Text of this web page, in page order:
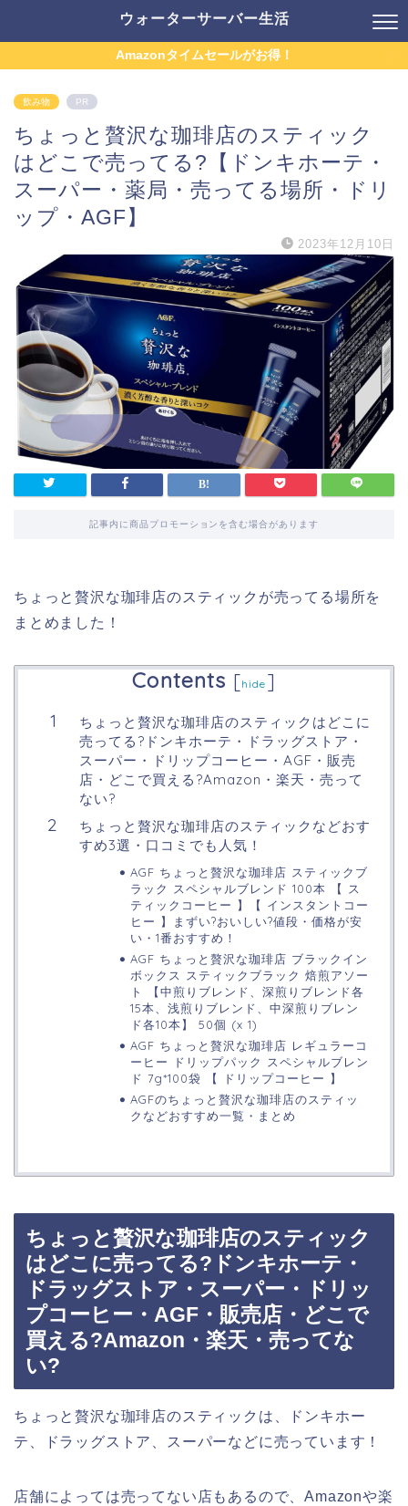
ウォーターサーバー生活
Amazonタイムセールがお得！
飲み物 PR
ちょっと贅沢な珈琲店のスティック
はどこで売ってる?【ドンキホーテ・
スーパー・薬局・売ってる場所・ドリ
ップ・AGF】
2023年12月10日
記事内に商品プロモーションを含む場合があります
ちょっと贅沢な珈琲店のスティックが売ってる場所を
まとめました！
Contents [hide ]
ちょっと贅沢な珈琲店のスティックはどこに
売ってる?ドンキホーテ・ドラッグストア・
スーパー・ドリップコーヒー・AGF・販売
店・どこで買える?Amazon・楽天・売って
ない?
ちょっと贅沢な珈琲店のスティックなどおす
すめ3選・口コミでも人気！
AGF ちょっと贅沢な珈琲店 スティックブ
ラック スペシャルブレンド 100本 【 ス
ティックコーヒー 】【 インスタントコー
ヒー 】まずい?おいしい?値段・価格が安
い・1番おすすめ！
AGF ちょっと贅沢な珈琲店 ブラックイン
ボックス スティックブラック 焙煎アソー
ト 【中煎りブレンド、深煎りブレンド各
15本、浅煎りブレンド、中深煎りブレン
ド各10本】 50個 (x 1)
AGF ちょっと贅沢な珈琲店 レギュラーコ
ーヒー ドリップパック スペシャルブレン
ド 7g*100袋 【 ドリップコーヒー 】
AGFのちょっと贅沢な珈琲店のスティッ
クなどおすすめ一覧・まとめ
ちょっと贅沢な珈琲店のスティック
はどこに売ってる?ドンキホーテ・
ドラッグストア・スーパー・ドリッ
プコーヒー・AGF・販売店・どこで
買える?Amazon・楽天・売ってな
い?
ちょっと贅沢な珈琲店のスティックは、ドンキホー
テ、ドラッグストア、スーパーなどに売っています！
店舗によっては売ってない店もあるので、Amazonや楽